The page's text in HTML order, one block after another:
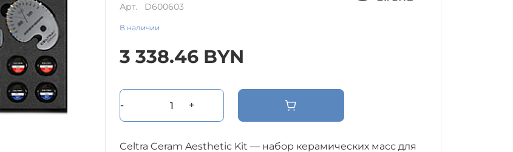
Арт. D600603
В наличии
3 338.46 BYN
- +
Celtra Ceram Aesthetic Kit — набор керамических масс для